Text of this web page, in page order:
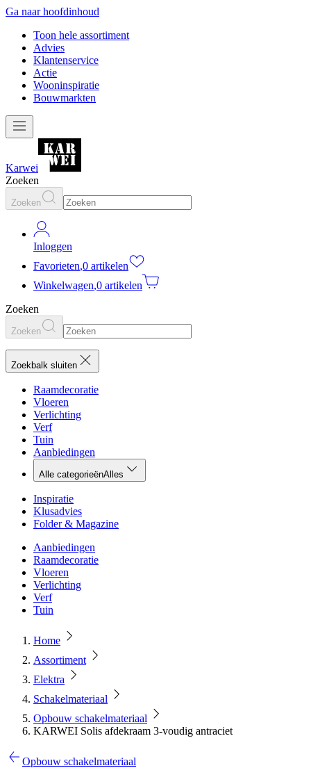
Ga naar hoofdinhoud
Toon hele assortiment
Advies
Klantenservice
Actie
Wooninspiratie
Bouwmarkten
Karwei
Zoeken
Zoeken
Inloggen
Favorieten,0 artikelen
Winkelwagen,0 artikelen
Zoeken
Zoeken
Zoekbalk sluiten
Raamdecoratie
Vloeren
Verlichting
Verf
Tuin
Aanbiedingen
Alle categorieënAlles
Inspiratie
Klusadvies
Folder & Magazine
Aanbiedingen
Raamdecoratie
Vloeren
Verlichting
Verf
Tuin
Home
Assortiment
Elektra
Schakelmateriaal
Opbouw schakelmateriaal
KARWEI Solis afdekraam 3-voudig antraciet
Opbouw schakelmateriaal